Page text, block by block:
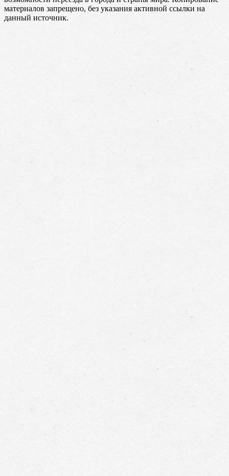
материалов запрещено, без указания активной ссылки на
данный источник.